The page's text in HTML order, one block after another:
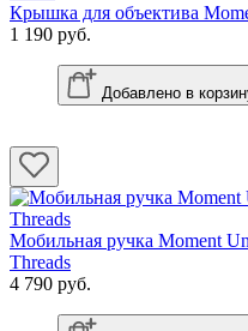
Крышка для объектива
1 190 руб.
Добавлено в
Мобильная ручка Moment
Threads
4 790 руб.